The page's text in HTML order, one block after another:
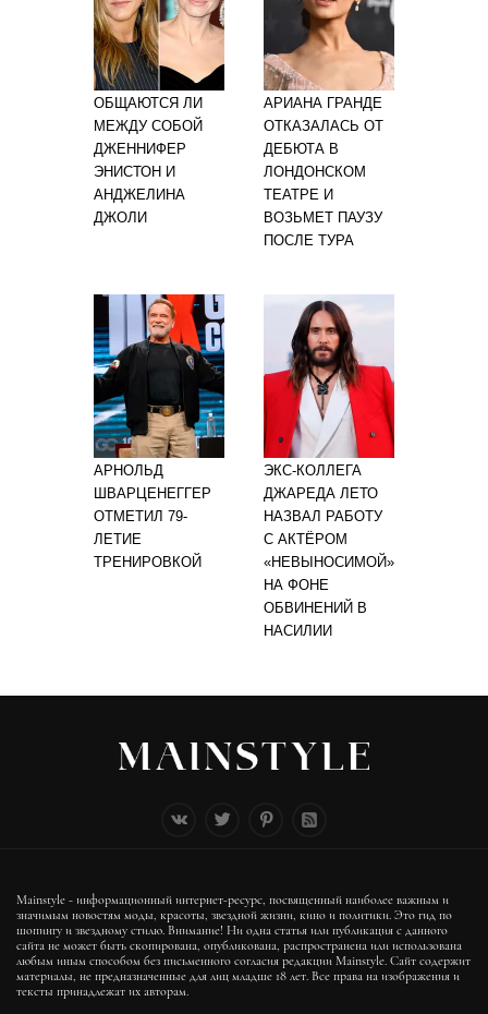
ОБЩАЮТСЯ ЛИ
МЕЖДУ СОБОЙ
ДЖЕННИФЕР
ЭНИСТОН И
АНДЖЕЛИНА
ДЖОЛИ
АРИАНА ГРАНДЕ
ОТКАЗАЛАСЬ ОТ
ДЕБЮТА В
ЛОНДОНСКОМ
ТЕАТРЕ И
ВОЗЬМЕТ ПАУЗУ
ПОСЛЕ ТУРА
АРНОЛЬД
ШВАРЦЕНЕГГЕР
ОТМЕТИЛ 79-
ЛЕТИЕ
ТРЕНИРОВКОЙ
ЭКС-КОЛЛЕГА
ДЖАРЕДА ЛЕТО
НАЗВАЛ РАБОТУ
С АКТЁРОМ
«НЕВЫНОСИМОЙ»
НА ФОНЕ
ОБВИНЕНИЙ В
НАСИЛИИ
Mainstyle - информационный интернет-ресурс, посвященный наиболее важным и
значимым новостям моды, красоты, звездной жизни, кино и политики. Это гид по
шопингу и звездному стилю. Внимание! Ни одна статья или публикация с данного
сайта не может быть скопирована, опубликована, распространена или использована
любым иным способом без письменного согласия редакции Mainstyle. Сайт содержит
материалы, не предназначенные для лиц младше 18 лет. Все права на изображения и
тексты принадлежат их авторам.